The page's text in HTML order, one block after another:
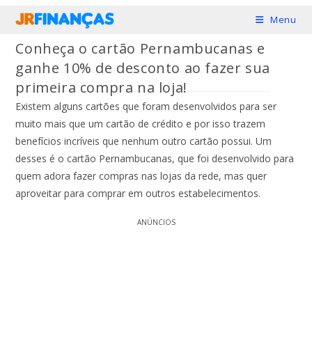
conteúdo
Menu
Conheça o cartão Pernambucanas e
ganhe 10% de desconto ao fazer sua
primeira compra na loja!
Existem alguns cartões que foram desenvolvidos para ser
muito mais que um cartão de crédito e por isso trazem
benefícios incríveis que nenhum outro cartão possui. Um
desses é o cartão Pernambucanas, que foi desenvolvido para
quem adora fazer compras nas lojas da rede, mas quer
aproveitar para comprar em outros estabelecimentos.
ANÚNCIOS